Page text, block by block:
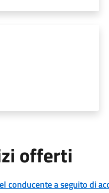
offerti
conducente a seguito di